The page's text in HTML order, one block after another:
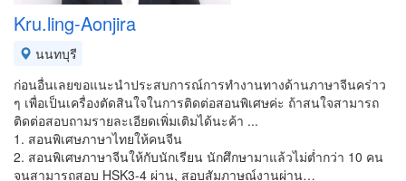
Kru.ling-Aonjira
นนทบุรี
ก่อนอื่นเลยขอแนะนำประสบการณ์​การทำงานทางด้านภาษาจีนคร่าว​
ๆ​​ เพื่อเป็นเครื่องตัดสินใจในการติดต่อสอนพิเศษค่ะ​ ถ้าสนใจสามารถ
ติดต่อสอบถาม​รายละเอียด​เพิ่มเติม​ได้​นะค้า​ ...
1. สอนพิเศษ​ภาษาไทยให้คนจีน
2. สอนพิเศษ​ภาษาจีนให้กับนักเรียน​ นักศึกษามาแล้วไม่ต่ำกว่า​ 10 คน​
จนสามารถสอบ​ HSK3-4 ผ่าน, สอบสัมภาษ​ณ์งานผ่าน​…